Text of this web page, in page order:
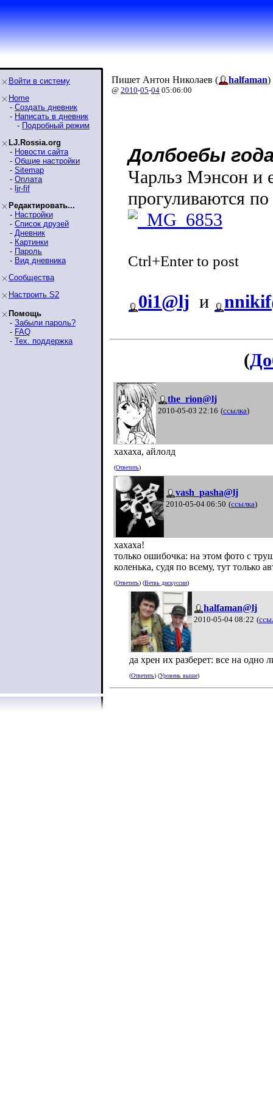
Войти в систему
Home
- Создать дневник
- Написать в дневник
- Подробный режим
LJ.Rossia.org
- Новости сайта
- Общие настройки
- Sitemap
- Оплата
- ljr-fif
Редактировать...
- Настройки
- Список друзей
- Дневник
- Картинки
- Пароль
- Вид дневника
Сообщества
Настроить S2
Помощь
- Забыли пароль?
- FAQ
- Тех. поддержка
Пишет Антон Николаев ( halfaman)
@ 2010-05-04 05:06:00
Долбоебы
Чарльз Мэнсон и
прогуливаются
Ctrl+Enter to post
0i1@lj и
(
the_rion@lj
2010-05-03 22:16 (ссылка)
хахаха, айлолд
(Ответить)
vash_pasha@lj
2010-05-04 06:50 (ссылка)
хахаха!
только ошибочка: на этом фото с
коленька, судя по всему, тут только
(Ответить) (Ветвь дискуссии)
halfaman@lj
2010-05-04 08:22 (
да хрен их разберет: все на одно
(Ответить) (Уровень выше)